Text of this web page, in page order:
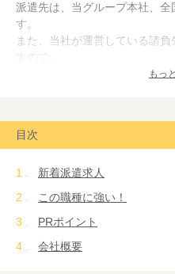
派遣先は、当グループ本社、
す。
また、当社が運営している請
社員になりたい方の応募も大
まだまだ成長段階の当社、皆
続々と増え続けています。
ご紹介させて頂きます。
皆様のご応募心からお待ち申し
もっ
目次
新着派遣求人
この職種に強い！
PRポイント
会社概要